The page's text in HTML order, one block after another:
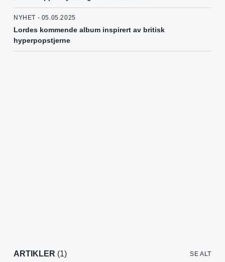
NYHET - 05.05.2025
Lordes kommende album inspirert av britisk
hyperpopstjerne
ARTIKLER (1) SE ALT